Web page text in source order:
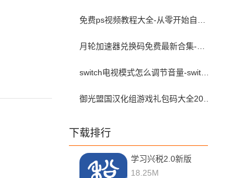
下载排行
学习兴税2.0新版
2.0.3 官方版
18.25M